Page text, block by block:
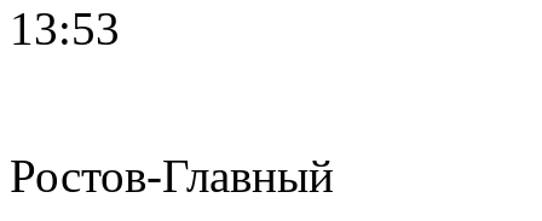
13:53
Ростов-Главный